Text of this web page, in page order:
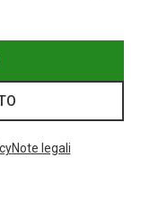
Note legali